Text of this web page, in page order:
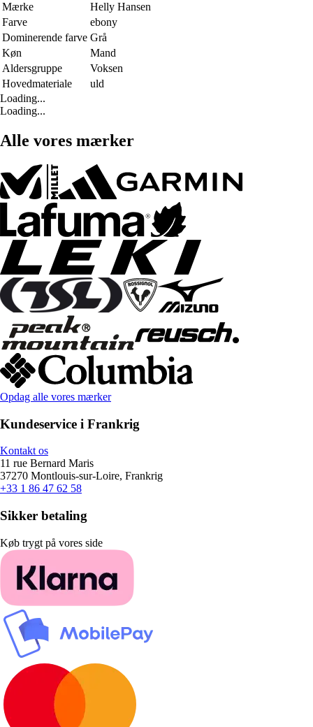
Mærke
Helly Hansen
Farve
ebony
Dominerende farve Grå
Køn
Mand
Aldersgruppe
Voksen
Hovedmateriale
uld
Loading...
Loading...
Alle vores mærker
Opdag alle vores mærker
Kundeservice i Frankrig
Kontakt os
11 rue Bernard Maris
37270 Montlouis-sur-Loire, Frankrig
+33 1 86 47 62 58
Sikker betaling
Køb trygt på vores side